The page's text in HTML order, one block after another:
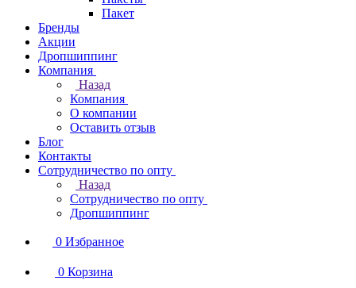
Пакет
Бренды
Акции
Дропшиппинг
Компания
Назад
Компания
О компании
Оставить отзыв
Блог
Контакты
Сотрудничество по опту
Назад
Сотрудничество по опту
Дропшиппинг
0 Избранное
0 Корзина